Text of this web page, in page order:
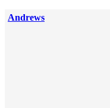
Andrews